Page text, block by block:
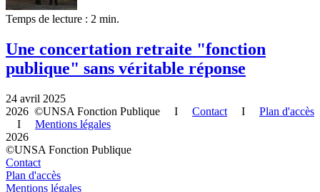
Temps de lecture : 2 min.
Une concertation retraite "fonction
publique" sans véritable réponse
24 avril 2025
2026 ©UNSA Fonction Publique I Contact I Plan d'accès
I Mentions légales
2026
©UNSA Fonction Publique
Contact
Plan d'accès
Mentions légales